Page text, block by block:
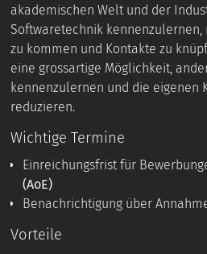
akademischen Welt und der
Softwaretechnik kennenzulernen,
zu kommen und Kontakte zu
eine grossartige Möglichkeit,
kennenzulernen und die eigenen
reduzieren.
Wichtige Termine
Einreichungsfrist für
(AoE)
Benachrichtigung über
Vorteile